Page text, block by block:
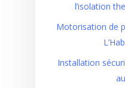
l’isolation
Motorisation de
Installation